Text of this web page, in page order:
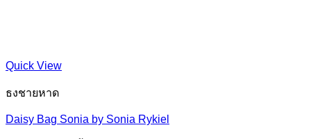
Quick View
ธงชายหาด
Daisy Bag Sonia by Sonia Rykiel